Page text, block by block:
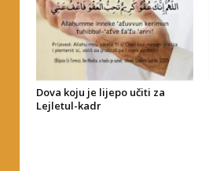
Dova koju je lijepo učiti za
Lejletul-kadr